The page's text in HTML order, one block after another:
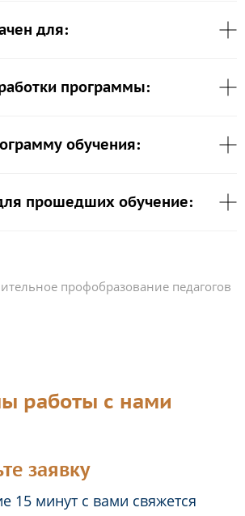
для:
программы:
обучения:
прошедших обучение:
профобразование педагогов
работы с нами
заявку
15 минут с вами свяжется